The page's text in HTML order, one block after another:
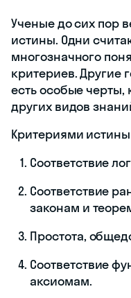
Ученые до сих пор
истины. Одни
многозначного
критериев. Другие
есть особые
других видов
Критериями
Соответствие
Соответствие
законам и
Простота,
Соответствие
аксиомам.